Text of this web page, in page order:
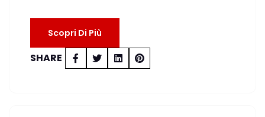
Scopri Di Più
SHARE